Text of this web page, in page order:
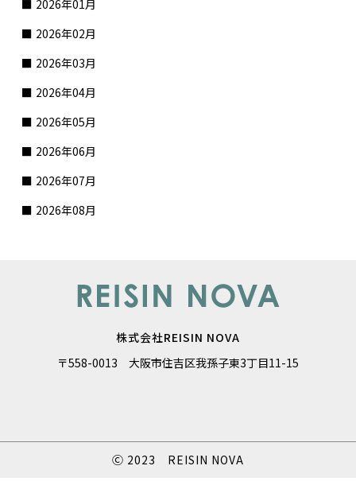
2026年01月
2026年02月
2026年03月
2026年04月
2026年05月
2026年06月
2026年07月
2026年08月
株式会社REISIN NOVA
〒558-0013 大阪市住吉区我孫子東3丁目11-15
Ⓒ 2023 REISIN NOVA